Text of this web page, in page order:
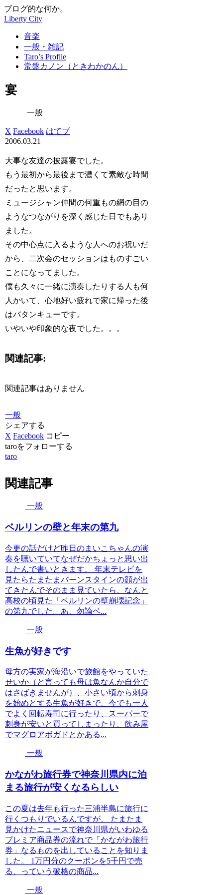
ブログ的な何か。
Liberty City
音楽
一般・雑記
Taro’s Profile
常盤カノン（ときわかのん）
宴
一般
X Facebook はてブ
2006.03.21
大事な友達の披露宴でした。
もう最初から最後まで濃くて素敵な時間
だったと思います。
ミュージシャン仲間の何重もの網の目の
ようなつながりを深く感じた日でもあり
ました。
その中心点に入るような人へのお祝いだ
から、二次会のセッションはものすごい
ことになってました。
僕も久々に一緒に演奏したりする人も何
人かいて、心地好い疲れで家に帰った後
はバタンキューです。
いやいや印象的な夜でした。。。
関連記事:
関連記事はありません
一般
シェアする
X Facebook コピー
taroをフォローする
taro
関連記事
一般
ベルリンの壁と年末の第九
今更の話だけど昨日のまいこちゃんの演
奏を聴いていてなぜだかちょっと思い出
したんで書いときます。 年末テレビを
見たらたまたまバーンスタインの顔が出
てきたんでそのまま見ていたら、なんと
高校の頃見た「ベルリンの壁崩壊記念」
の第九でした。あ、勿論ベ...
一般
生魚が好きです
母方の実家が海沿いで旅館をやっていた
せいか（と言っても母は魚なんか自分で
はさばきませんが）、小さい頃から刺身
を始めとする生魚が好きで、今でも一人
でよく回転寿司に行ったり、スーパーで
刺身が安いと買ってしまったり、飲み屋
でマグロアボガドとかある...
一般
かながわ旅行券で神奈川県内に泊
まる旅行が安くなるらしい
この夏は去年も行った三浦半島に旅行に
行くつもりでいるんですが、 たまたま
見かけたニュースで神奈川県がいわゆる
プレミア商品券の流れで「かながわ旅行
券」なるものを出していることを知りま
した。 1万円分のクーポンを5千円で売
る、っていう破格の商品...
一般